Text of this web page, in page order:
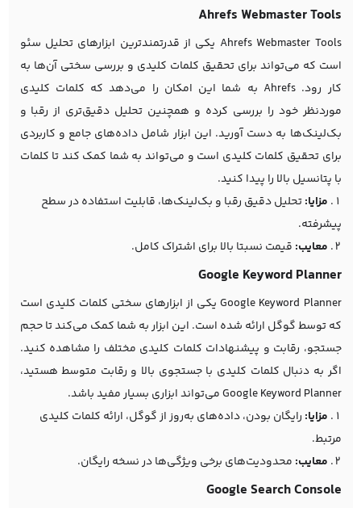
Ahrefs Webmaster Tools
Ahrefs Webmaster Tools یکی از قدرتمندترین ابزارهای تحلیل سئو
است که می‌تواند برای تحقیق کلمات کلیدی و بررسی سختی آن‌ها به
کار رود. Ahrefs به شما این امکان را می‌دهد که کلمات کلیدی
موردنظر خود را بررسی کرده و همچنین تحلیل دقیق‌تری از رقبا و
بک‌لینک‌ها به دست آورید. این ابزار شامل داده‌های جامع و کاربردی
برای تحقیق کلمات کلیدی است و می‌تواند به شما کمک کند تا کلمات
با پتانسیل بالا را پیدا کنید.
مزایا:تحلیل دقیق رقبا و بک‌لینک‌ها، قابلیت استفاده در سطح
پیشرفته.
معایب: قیمت نسبتا بالا برای اشتراک کامل.
Google Keyword Planner
Google Keyword Planner یکی از ابزارهای سختی کلمات کلیدی است
که توسط گوگل ارائه شده است. این ابزار به شما کمک می‌کند تا حجم
جستجو، رقابت و پیشنهادات کلمات کلیدی مختلف را مشاهده کنید.
اگر به دنبال کلمات کلیدی با جستجوی بالا و رقابت متوسط هستید،
Google Keyword Planner می‌تواند ابزاری بسیار مفید باشد.
مزایا: رایگان بودن، داده‌های به‌روز از گوگل، ارائه کلمات کلیدی
مرتبط.
معایب: محدودیت‌های برخی ویژگی‌ها در نسخه رایگان.
Google Search Console